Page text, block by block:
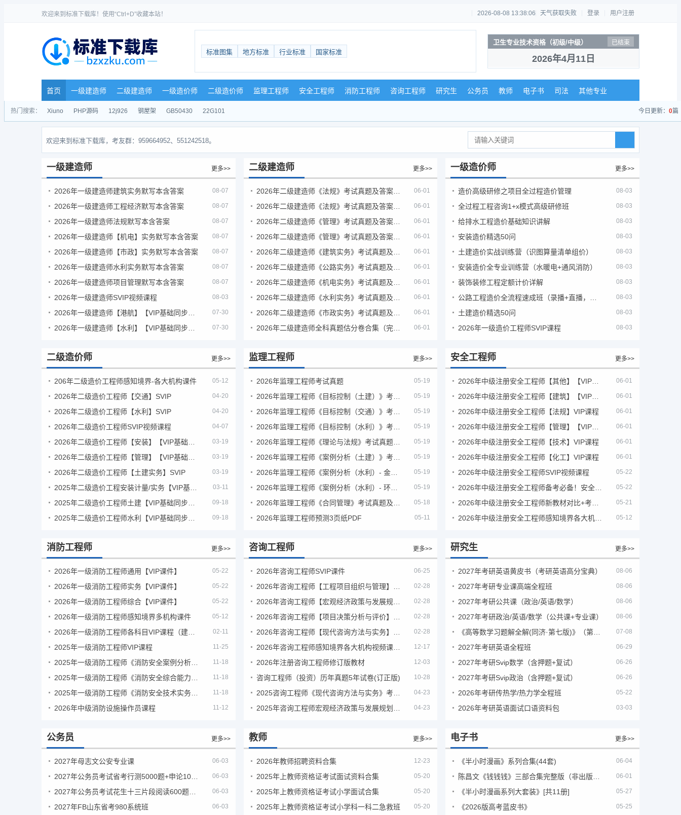
欢迎来到标准下载库！使用“Ctrl+D”收藏本站！ 2026-08-08 13:38:06 天气获取失败 登录 用户注册
标准图集 地方标准 行业标准 国家标准
卫生专业技术资格（初级/中级） 已结束
2026年4月11日
首页 一级建造师 二级建造师 一级造价师 二级造价师 监理工程师 安全工程师 消防工程师 咨询工程师 研究生 公务员 教师 电子书 司法 其他专业
热门搜索： Xiuno PHP源码 12j926 钢屋架 GB50430 22G101 今日更新： 0篇
欢迎来到标准下载库，考友群：959664952、551242518。
一级建造师 更多>>
2026年一级建造师建筑实务默写本含答案 08-07
2026年一级建造师工程经济默写本含答案 08-07
2026年一级建造师法规默写本含答案 08-07
2026年一级建造师【机电】实务默写本含答案 08-07
2026年一级建造师【市政】实务默写本含答案 08-07
2026年一级建造师水利实务默写本含答案 08-07
2026年一级建造师项目管理默写本含答案 08-07
2026年一级建造师SVIP视频课程 08-03
07-30
07-30
二级建造师 更多>>
2026年二级建造师《法规》考试真题及答案解析（5月30日） 06-01
2026年二级建造师《法规》考试真题及答案解析（5月31日） 06-01
2026年二级建造师《管理》考试真题及答案解析（5月30日） 06-01
2026年二级建造师《管理》考试真题及答案解析（5月31日） 06-01
06-01
06-01
06-01
06-01
06-01
2026年二级建造师全科真题估分卷合集（完整版） 06-01
一级造价师 更多>>
造价高级研修之项目全过程造价管理 08-03
全过程工程咨询1+x模式高级研修班 08-03
给排水工程造价基础知识讲解 08-03
安装造价精选50问 08-03
土建造价实战训练营（识图算量清单组价） 08-03
安装造价全专业训练营（水暖电+通风消防） 08-03
装饰装修工程定额计价详解 08-03
08-03
土建造价精选50问 08-03
2026年一级造价工程师SVIP课程 08-03
二级造价师 更多>>
206年二级造价工程师感知境界-各大机构课件 05-12
2026年二级造价工程师【交通】SVIP 04-20
2026年二级造价工程师【水利】SVIP 04-20
2026年二级造价工程师SVIP视频课程 04-07
03-19
03-19
2026年二级造价工程师【土建实务】SVIP 03-19
03-11
09-18
09-18
监理工程师 更多>>
2026年监理工程师考试真题 05-19
05-19
05-19
05-19
2026年监理工程师《理论与法规》考试真题及答案解析 05-19
05-19
2026年监理工程师《案例分析（水利）- 金结方向》考试真题 05-19
2026年监理工程师《案例分析（水利）- 环保方向》考试真题 05-19
05-18
2026年监理工程师预测3页纸PDF 05-11
安全工程师 更多>>
06-01
06-01
2026年中级注册安全工程师【法规】VIP课程 06-01
06-01
2026年中级注册安全工程师【技术】VIP课程 06-01
2026年中级注册安全工程师【化工】VIP课程 06-01
2026年中级注册安全工程师SVIP视频课程 05-22
05-22
05-21
05-12
消防工程师 更多>>
2026年一级消防工程师通用【VIP课件】 05-22
2026年一级消防工程师实务【VIP课件】 05-22
2026年一级消防工程师综合【VIP课件】 05-22
2026年一级消防工程师感知境界多机构课件 05-12
02-11
2025年一级消防工程师VIP课程 11-25
11-18
11-18
11-18
2026年中级消防设施操作员课程 11-12
咨询工程师 更多>>
2026年咨询工程师SVIP课件 06-25
02-28
02-28
02-28
02-28
2026年咨询工程师感知境界各大机构视频课培训教程 12-17
2026年注册咨询工程师修订版教材 12-03
咨询工程师（投资）历年真题5年试卷(订正版) 10-28
04-23
04-23
研究生 更多>>
2027年考研英语黄皮书（考研英语高分宝典） 08-06
2027年考研专业课高端全程班 08-06
2027年考研公共课（政治/英语/数学） 08-06
2027年考研政治/英语/数学（公共课+专业课） 08-06
07-08
2027年考研英语全程班 06-29
2027年考研Svip数学（含押题+复试） 06-26
2027年考研Svip政治（含押题+复试） 06-26
2026年考研传热学/热力学全程班 05-22
2026年考研英语面试口语资料包 03-03
公务员 更多>>
2027年母志文公安专业课 06-03
06-03
06-03
2027年FB山东省考980系统班 06-03
教师 更多>>
2026年教师招聘资料合集 12-23
2025年上教师资格证考试面试资料合集 05-20
2025年上教师资格证考试小学面试合集 05-20
2025年上教师资格证考试小学科一科二急救班 05-20
电子书 更多>>
《半小时漫画》系列合集(44套) 06-04
06-01
《半小时漫画系列大套装》[共11册] 05-27
《2026版高考蓝皮书》 05-25